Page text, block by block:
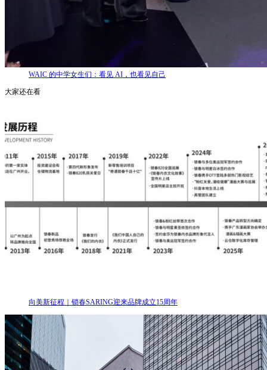
WAIC 的中学女生们：看见 AI，也看见自己
大家还在看
向美新征程｜锁春SARING迎来品牌成立15周年